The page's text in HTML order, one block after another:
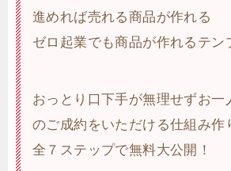
進めれば売れる商品が作れる
ゼロ起業でも商品が作れるテン
おっとり口下手が無理せずお一
のご成約をいただける仕組み作
全７ステップで無料大公開！